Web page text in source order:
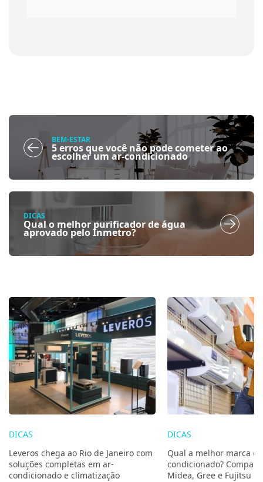
BEM-ESTAR
5 erros que você não pode cometer ao
escolher um ar-condicionado
DICAS
Qual o melhor purificador de água
aprovado pelo Inmetro?
DICAS
Leveros chega ao Rio de Janeiro com
soluções completas em ar-
condicionado e climatização
DICAS
Qual a melhor marca
condicionado?
Midea, Gree e Fujitsu